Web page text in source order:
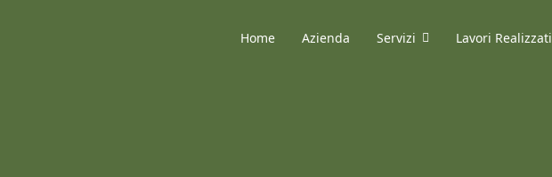
Home Azienda Servizi Lavori Realizzati